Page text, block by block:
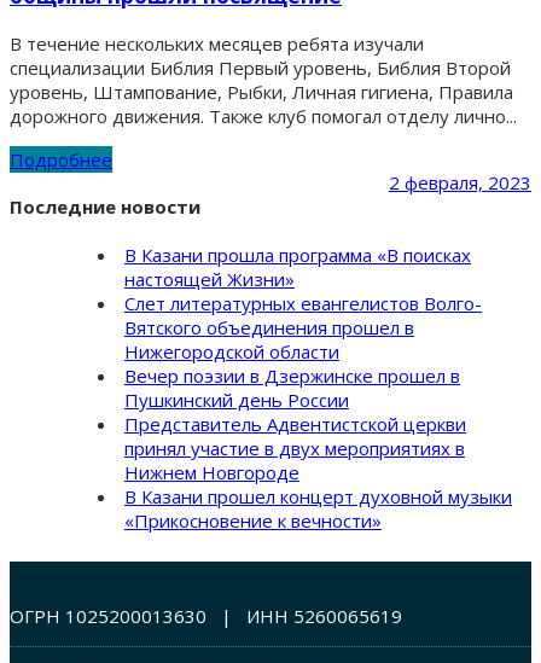
В течение нескольких месяцев ребята изучали
специализации Библия Первый уровень, Библия Второй
уровень, Штампование, Рыбки, Личная гигиена, Правила
дорожного движения. Также клуб помогал отделу лично...
Подробнее
2 февраля, 2023
Последние новости
В Казани прошла программа «В поисках
настоящей Жизни»
Слет литературных евангелистов Волго-
Вятского объединения прошел в
Нижегородской области
Вечер поэзии в Дзержинске прошел в
Пушкинский день России
Представитель Адвентистской церкви
принял участие в двух мероприятиях в
Нижнем Новгороде
В Казани прошел концерт духовной музыки
«Прикосновение к вечности»
ОГРН 1025200013630 | ИНН 5260065619